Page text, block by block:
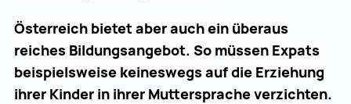
Österreich bietet aber auch ein überaus
reiches Bildungsangebot. So müssen Expats
beispielsweise keineswegs auf die Erziehung
ihrer Kinder in ihrer Muttersprache verzichten.